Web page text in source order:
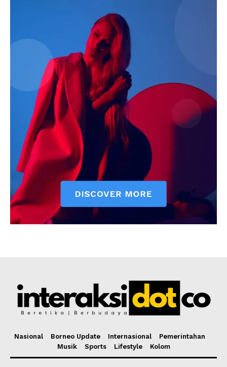
Nasional Borneo Update Internasional
Pemerintahan
Musik
Sports Lifestyle Kolom